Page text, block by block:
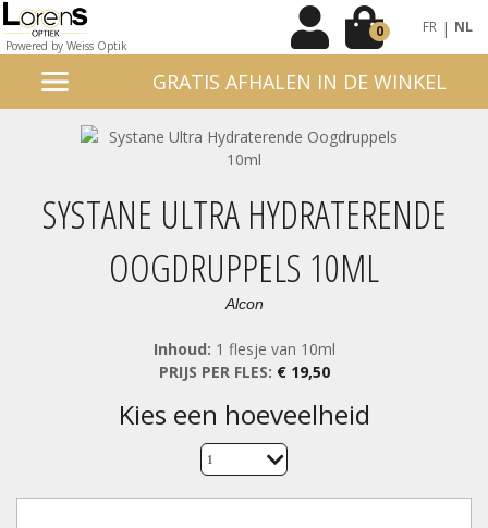
Powered by Weiss Optik
0 FR | NL
GRATIS AFHALEN IN DE WINKEL
SYSTANE ULTRA HYDRATERENDE
OOGDRUPPELS 10ML
Alcon
Inhoud: 1 flesje van 10ml
PRIJS PER FLES: € 19,50
kies een hoeveelheid
1